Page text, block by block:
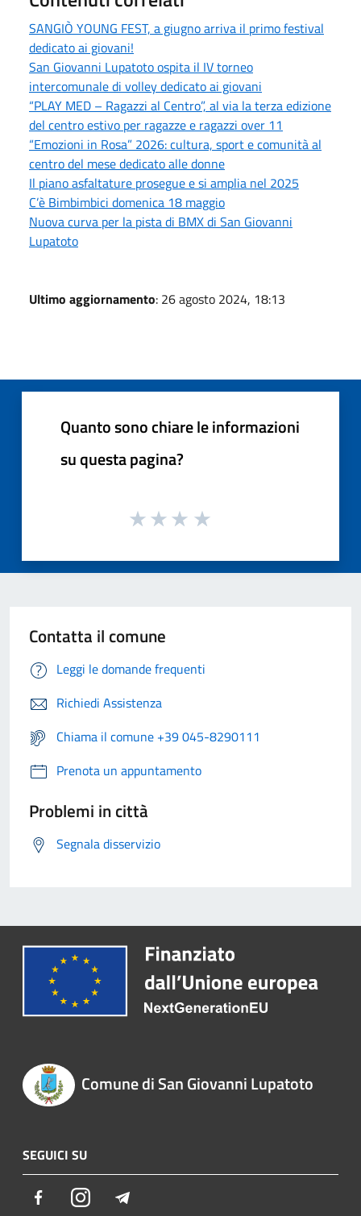
SANGIÒ YOUNG FEST, a giugno arriva il primo festival
dedicato ai giovani!
San Giovanni Lupatoto ospita il IV torneo
intercomunale di volley dedicato ai giovani
“PLAY MED – Ragazzi al Centro”, al via la terza edizione
del centro estivo per ragazze e ragazzi over 11
“Emozioni in Rosa” 2026: cultura, sport e comunità al
centro del mese dedicato alle donne
Il piano asfaltature prosegue e si amplia nel 2025
C’è Bimbimbici domenica 18 maggio
Nuova curva per la pista di BMX di San Giovanni
Lupatoto
Ultimo aggiornamento: 26 agosto 2024, 18:13
Quanto sono chiare le informazioni
su questa pagina?
Contatta il comune
Leggi le domande frequenti
Richiedi Assistenza
Chiama il comune +39 045-8290111
Prenota un appuntamento
Problemi in città
Segnala disservizio
Comune di San Giovanni Lupatoto
SEGUICI SU
FacebookInstagram